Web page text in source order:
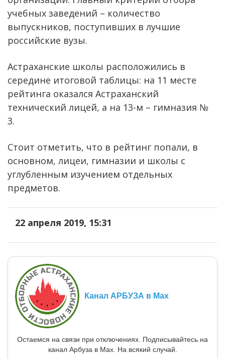
учебных заведений – количество
выпускников, поступивших в лучшие
российские вузы.
Астраханские школы расположились в
середине итоговой таблицы: на 11 месте
рейтинга оказался Астраханский
технический лицей, а на 13-м – гимназия №
3.
Стоит отметить, что в рейтинг попали, в
основном, лицеи, гимназии и школы с
углубленным изучением отдельных
предметов.
22 апреля 2019, 15:31
Канал АРБУЗА в Max
Остаемся на связи при отключениях. Подписывайтесь на
канал Арбуза в Max. На всякий случай.